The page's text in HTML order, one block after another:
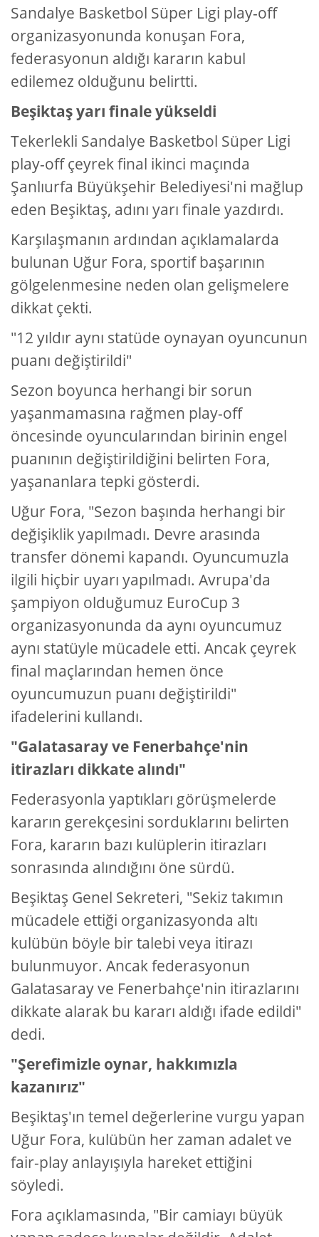
Sandalye Basketbol Süper Ligi play-off
organizasyonunda konuşan Fora,
federasyonun aldığı kararın kabul
edilemez olduğunu belirtti.
Beşiktaş yarı finale yükseldi
Tekerlekli Sandalye Basketbol Süper Ligi
play-off çeyrek final ikinci maçında
Şanlıurfa Büyükşehir Belediyesi'ni mağlup
eden Beşiktaş, adını yarı finale yazdırdı.
Karşılaşmanın ardından açıklamalarda
bulunan Uğur Fora, sportif başarının
gölgelenmesine neden olan gelişmelere
dikkat çekti.
"12 yıldır aynı statüde oynayan oyuncunun
puanı değiştirildi"
Sezon boyunca herhangi bir sorun
yaşanmamasına rağmen play-off
öncesinde oyuncularından birinin engel
puanının değiştirildiğini belirten Fora,
yaşananlara tepki gösterdi.
Uğur Fora, "Sezon başında herhangi bir
değişiklik yapılmadı. Devre arasında
transfer dönemi kapandı. Oyuncumuzla
ilgili hiçbir uyarı yapılmadı. Avrupa'da
şampiyon olduğumuz EuroCup 3
organizasyonunda da aynı oyuncumuz
aynı statüyle mücadele etti. Ancak çeyrek
final maçlarından hemen önce
oyuncumuzun puanı değiştirildi"
ifadelerini kullandı.
"Galatasaray ve Fenerbahçe'nin
itirazları dikkate alındı"
Federasyonla yaptıkları görüşmelerde
kararın gerekçesini sorduklarını belirten
Fora, kararın bazı kulüplerin itirazları
sonrasında alındığını öne sürdü.
Beşiktaş Genel Sekreteri, "Sekiz takımın
mücadele ettiği organizasyonda altı
kulübün böyle bir talebi veya itirazı
bulunmuyor. Ancak federasyonun
Galatasaray ve Fenerbahçe'nin itirazlarını
dikkate alarak bu kararı aldığı ifade edildi"
dedi.
"Şerefimizle oynar, hakkımızla
kazanırız"
Beşiktaş'ın temel değerlerine vurgu yapan
Uğur Fora, kulübün her zaman adalet ve
fair-play anlayışıyla hareket ettiğini
söyledi.
Fora açıklamasında, "Bir camiayı büyük